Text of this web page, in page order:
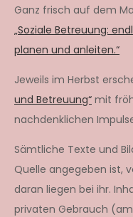
Ganz frisch auf dem
„Soziale Betreuung:
planen und anleiten.“
Jeweils im Herbst
und Betreuung“ mit
nachdenklichen
Sämtliche Texte und
Quelle angegeben ist,
daran liegen bei ihr.
privaten Gebrauch